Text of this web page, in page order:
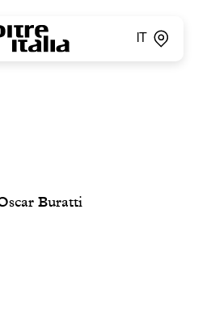
Buratti